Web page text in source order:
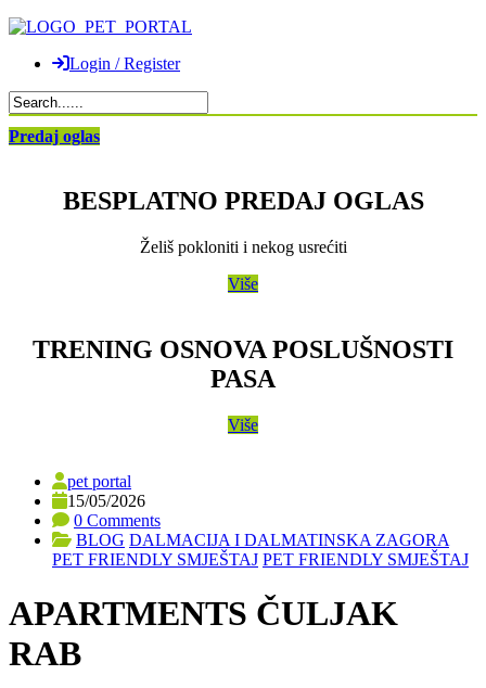
Login / Register
Predaj oglas
BESPLATNO PREDAJ OGLAS
Želiš pokloniti i nekog usrećiti
Više
TRENING OSNOVA POSLUŠNOSTI
PASA
Više
pet portal
15/05/2026
0 Comments
BLOG DALMACIJA I DALMATINSKA ZAGORA
PET FRIENDLY SMJEŠTAJ PET FRIENDLY SMJEŠTAJ
APARTMENTS ČULJAK
RAB